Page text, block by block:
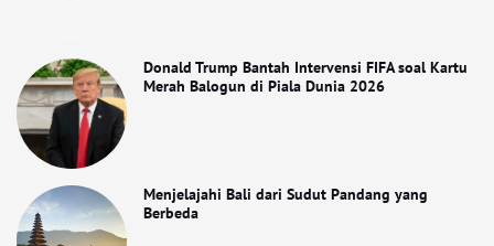
Donald Trump Bantah Intervensi FIFA soal Kartu
Merah Balogun di Piala Dunia 2026
Menjelajahi Bali dari Sudut Pandang yang
Berbeda